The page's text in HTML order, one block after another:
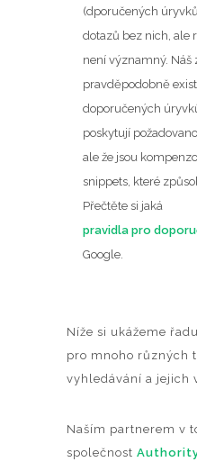
(dporučených
dotazů bez nich, ale
není významný. Náš
pravděpodobně
doporučených
poskytují
ale že jsou
snippets, které
Přečtěte si jaká
pravidla pro
Google.
Níže si ukážeme
pro mnoho různých
vyhledávání a jejich
Naším partnerem v
společnost